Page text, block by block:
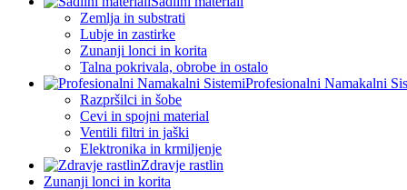
Zemlja in substrati
Lubje in zastirke
Zunanji lonci in korita
Talna pokrivala, obrobe in ostalo
Profesionalni Namakalni
Razpršilci in šobe
Cevi in spojni material
Ventili filtri in jaški
Elektronika in krmiljenje
Zdravje rastlin
Zunanji lonci in korita